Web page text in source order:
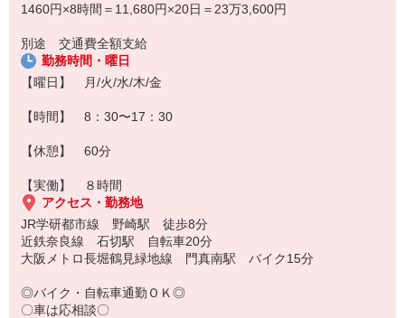
1460円×8時間＝11,680円×20日＝23万3,600円
別途 交通費全額支給
勤務時間・曜日
【曜日】 月/火/水/木/金
【時間】 8：30〜17：30
【休憩】 60分
【実働】 ８時間
アクセス・勤務地
JR学研都市線 野崎駅 徒歩8分
近鉄奈良線 石切駅 自転車20分
大阪メトロ長堀鶴見緑地線 門真南駅 バイク15分
◎バイク・自転車通勤ＯＫ◎
〇車は応相談〇